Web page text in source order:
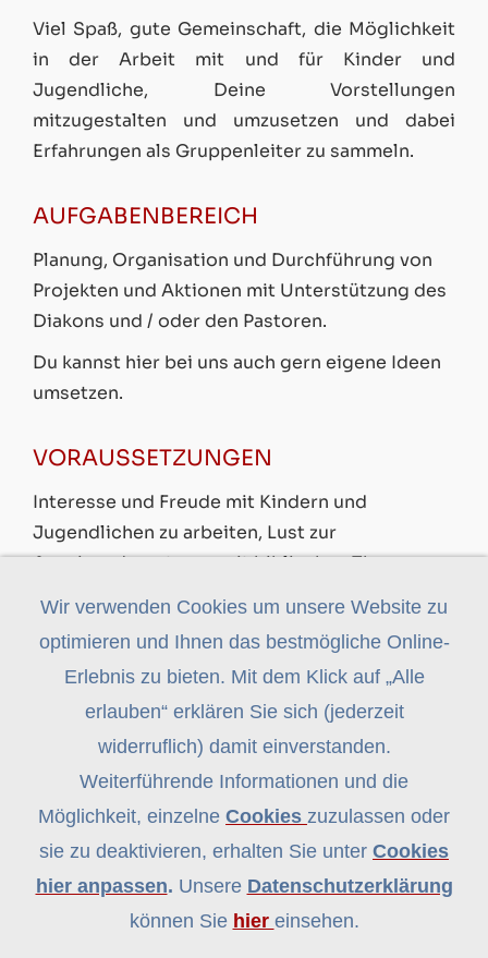
Viel Spaß, gute Gemeinschaft, die Möglichkeit
in der Arbeit mit und für Kinder und
Jugendliche, Deine Vorstellungen
mitzugestalten und umzusetzen und dabei
Erfahrungen als Gruppenleiter zu sammeln.
AUFGABENBEREICH
Planung, Organisation und Durchführung von
Projekten und Aktionen mit Unterstützung des
Diakons und / oder den Pastoren.
Du kannst hier bei uns auch gern eigene Ideen
umsetzen.
VORAUSSETZUNGEN
Interesse und Freude mit Kindern und
Jugendlichen zu arbeiten, Lust zur
Auseinandersetzung mit biblischen Themen,
Wir verwenden Cookies um unsere Website zu
optimieren und Ihnen das bestmögliche Online-
Erlebnis zu bieten. Mit dem Klick auf „Alle
erlauben“ erklären Sie sich (jederzeit
widerruflich) damit einverstanden.
Weiterführende Informationen und die
Möglichkeit, einzelne Cookies zuzulassen oder
sie zu deaktivieren, erhalten Sie unter Cookies
hier anpassen. Unsere Datenschutzerklärung
können Sie hier einsehen.